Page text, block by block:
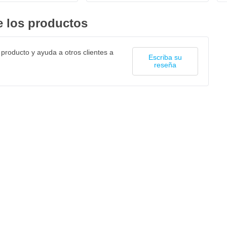
los productos
y ayuda a otros clientes a
Escriba su
reseña